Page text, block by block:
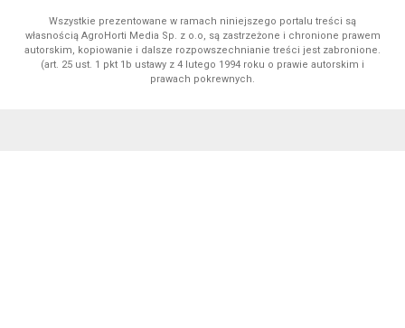
Wszystkie prezentowane w ramach niniejszego portalu treści są
własnością AgroHorti Media Sp. z o.o, są zastrzeżone i chronione prawem
autorskim, kopiowanie i dalsze rozpowszechnianie treści jest zabronione.
(art. 25 ust. 1 pkt 1b ustawy z 4 lutego 1994 roku o prawie autorskim i
prawach pokrewnych.